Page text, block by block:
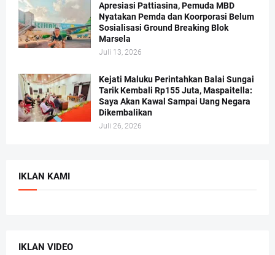
Apresiasi Pattiasina, Pemuda MBD
Nyatakan Pemda dan Koorporasi Belum
Sosialisasi Ground Breaking Blok
Marsela
Juli 13, 2026
Kejati Maluku Perintahkan Balai Sungai
Tarik Kembali Rp155 Juta, Maspaitella:
Saya Akan Kawal Sampai Uang Negara
Dikembalikan
Juli 26, 2026
IKLAN KAMI
IKLAN VIDEO